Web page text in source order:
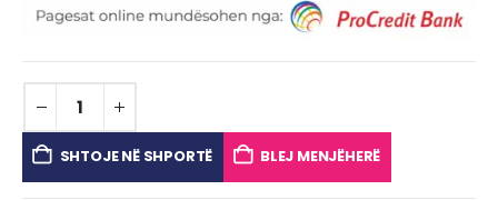
SHTOJE NË SHPORTË BLEJ MENJËHERË